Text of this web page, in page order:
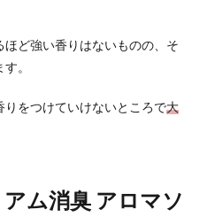
ど強い香りはないものの、そ
。
りをつけていけないところで大
ム消臭 アロマソ